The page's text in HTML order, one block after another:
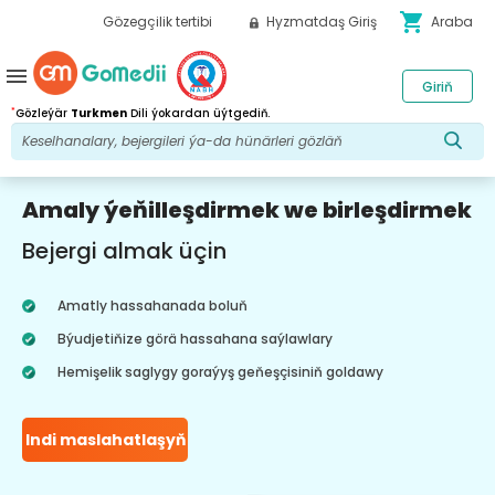
Gözegçilik tertibi Hyzmatdaş Giriş shopping_cart Araba
*Gözleýär Turkmen Dili ýokardan üýtgediň.
Giriň
menu
Amaly ýeňilleşdirmek we birleşdirmek
Bejergi almak üçin
Amatly hassahanada boluň
Býudjetiňize görä hassahana saýlawlary
Hemişelik saglygy goraýyş geňeşçisiniň goldawy
Indi maslahatlaşyň